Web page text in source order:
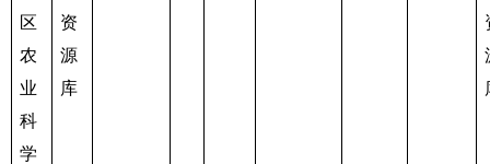
区
农
业
科
学
资
源
库